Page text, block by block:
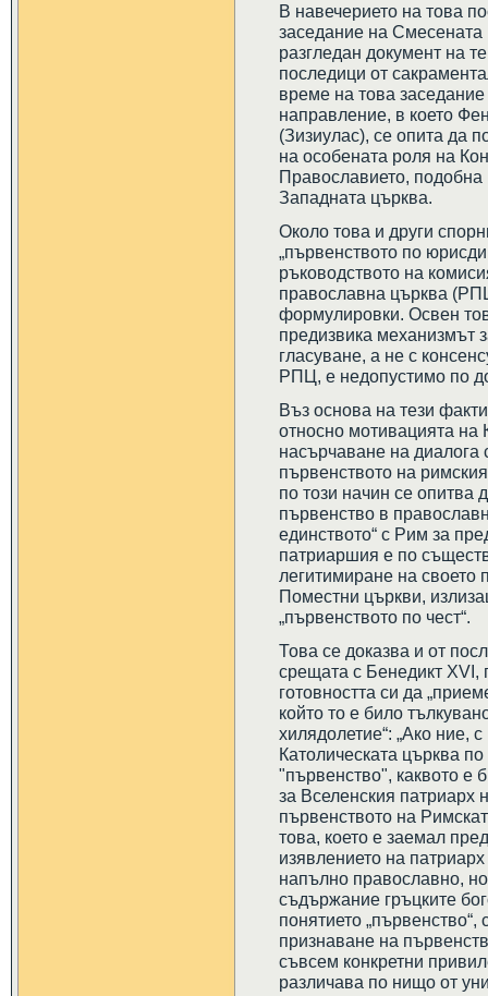
В навечерието на това
заседание на
разгледан документ на
последици от
време на това
направление, в което
(Зизиулас), се опита да
на особената роля на
Православието, подобна
Западната църква.
Около това и други
„първенството по
ръководството на
православна църква
формулировки. Освен
предизвика механизмът
гласуване, а не с
РПЦ, е недопустимо по
Въз основа на тези
относно мотивацията на
насърчаване на диалога
първенството на
по този начин се опитва
първенство в
единството“ с Рим за
патриаршия е по
легитимиране на своето
Поместни църкви,
„първенството по чест“.
Това се доказва и от
срещата с Бенедикт XVI,
готовността си да
който то е било
хилядолетие“: „Ако ние,
Католическата църква
"първенство", каквото е
за Вселенския патриарх
първенството на
това, което е заемал
изявлението на
напълно православно,
съдържание гръцките
понятието
признаване на
съвсем конкретни
различава по нищо от